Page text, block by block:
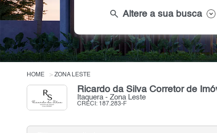
search Altere a sua busca
HOME ZONA LESTE
Ricardo da Silva Corretor de
Itaquera - Zona Leste
CRECI: 187.283-F